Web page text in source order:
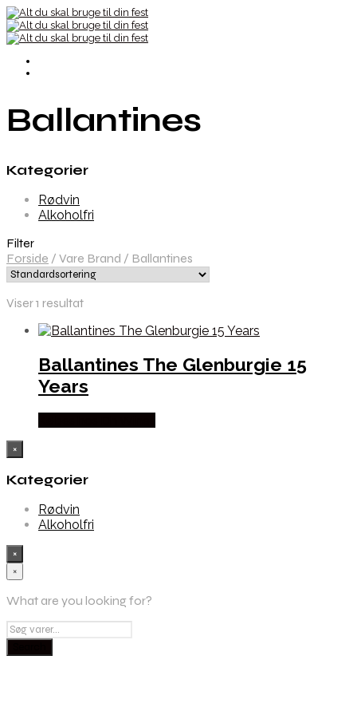
Ballantines
Kategorier
Rødvin
Alkoholfri
Filter
Forside / Vare Brand / Ballantines
Viser 1 resultat
Ballantines The Glenburgie 15
Years
×
Kategorier
Rødvin
Alkoholfri
×
×
What are you looking for?